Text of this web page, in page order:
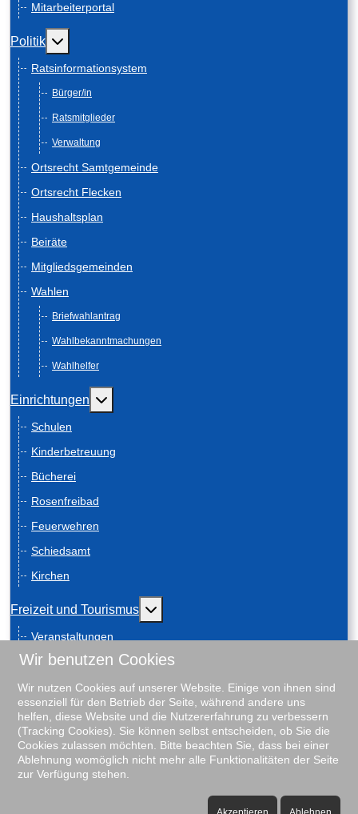
Mitarbeiterportal
Politik Weitere Informationen: Politik
Ratsinformationsystem
Bürger/in
Ratsmitglieder
Verwaltung
Ortsrecht Samtgemeinde
Ortsrecht Flecken
Haushaltsplan
Beiräte
Mitgliedsgemeinden
Wahlen
Briefwahlantrag
Wahlbekanntmachungen
Wahlhelfer
Einrichtungen Weitere Informationen: Einrichtungen
Schulen
Kinderbetreuung
Bücherei
Rosenfreibad
Feuerwehren
Schiedsamt
Kirchen
Freizeit und Tourismus Weitere Informationen: Freizeit und
Veranstaltungen
Anreise
Geschichte
Schiebenscheeten
Gästeführungen
Unterkunftsverzeichnis
Wir benutzen Cookies
Wir nutzen Cookies auf unserer Website. Einige von ihnen sind
essenziell für den Betrieb der Seite, während andere uns
helfen, diese Website und die Nutzererfahrung zu verbessern
(Tracking Cookies). Sie können selbst entscheiden, ob Sie die
Cookies zulassen möchten. Bitte beachten Sie, dass bei einer
Ablehnung womöglich nicht mehr alle Funktionalitäten der Seite
zur Verfügung stehen.